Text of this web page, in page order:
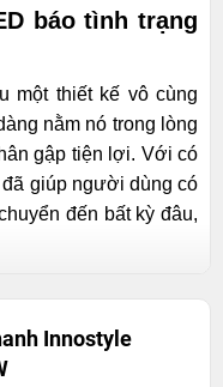
báo tình trạng
một thiết kế vô cùng
nằm nó trong lòng
gập tiện lợi. Với có
giúp người dùng có
đến bất kỳ đâu,
nhàng. Minigo Pro III
với các cục sạc khác
hơn, so với công
nhựa nhám, được
Innostyle